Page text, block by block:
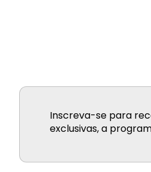
Inscreva-se para
exclusivas, a